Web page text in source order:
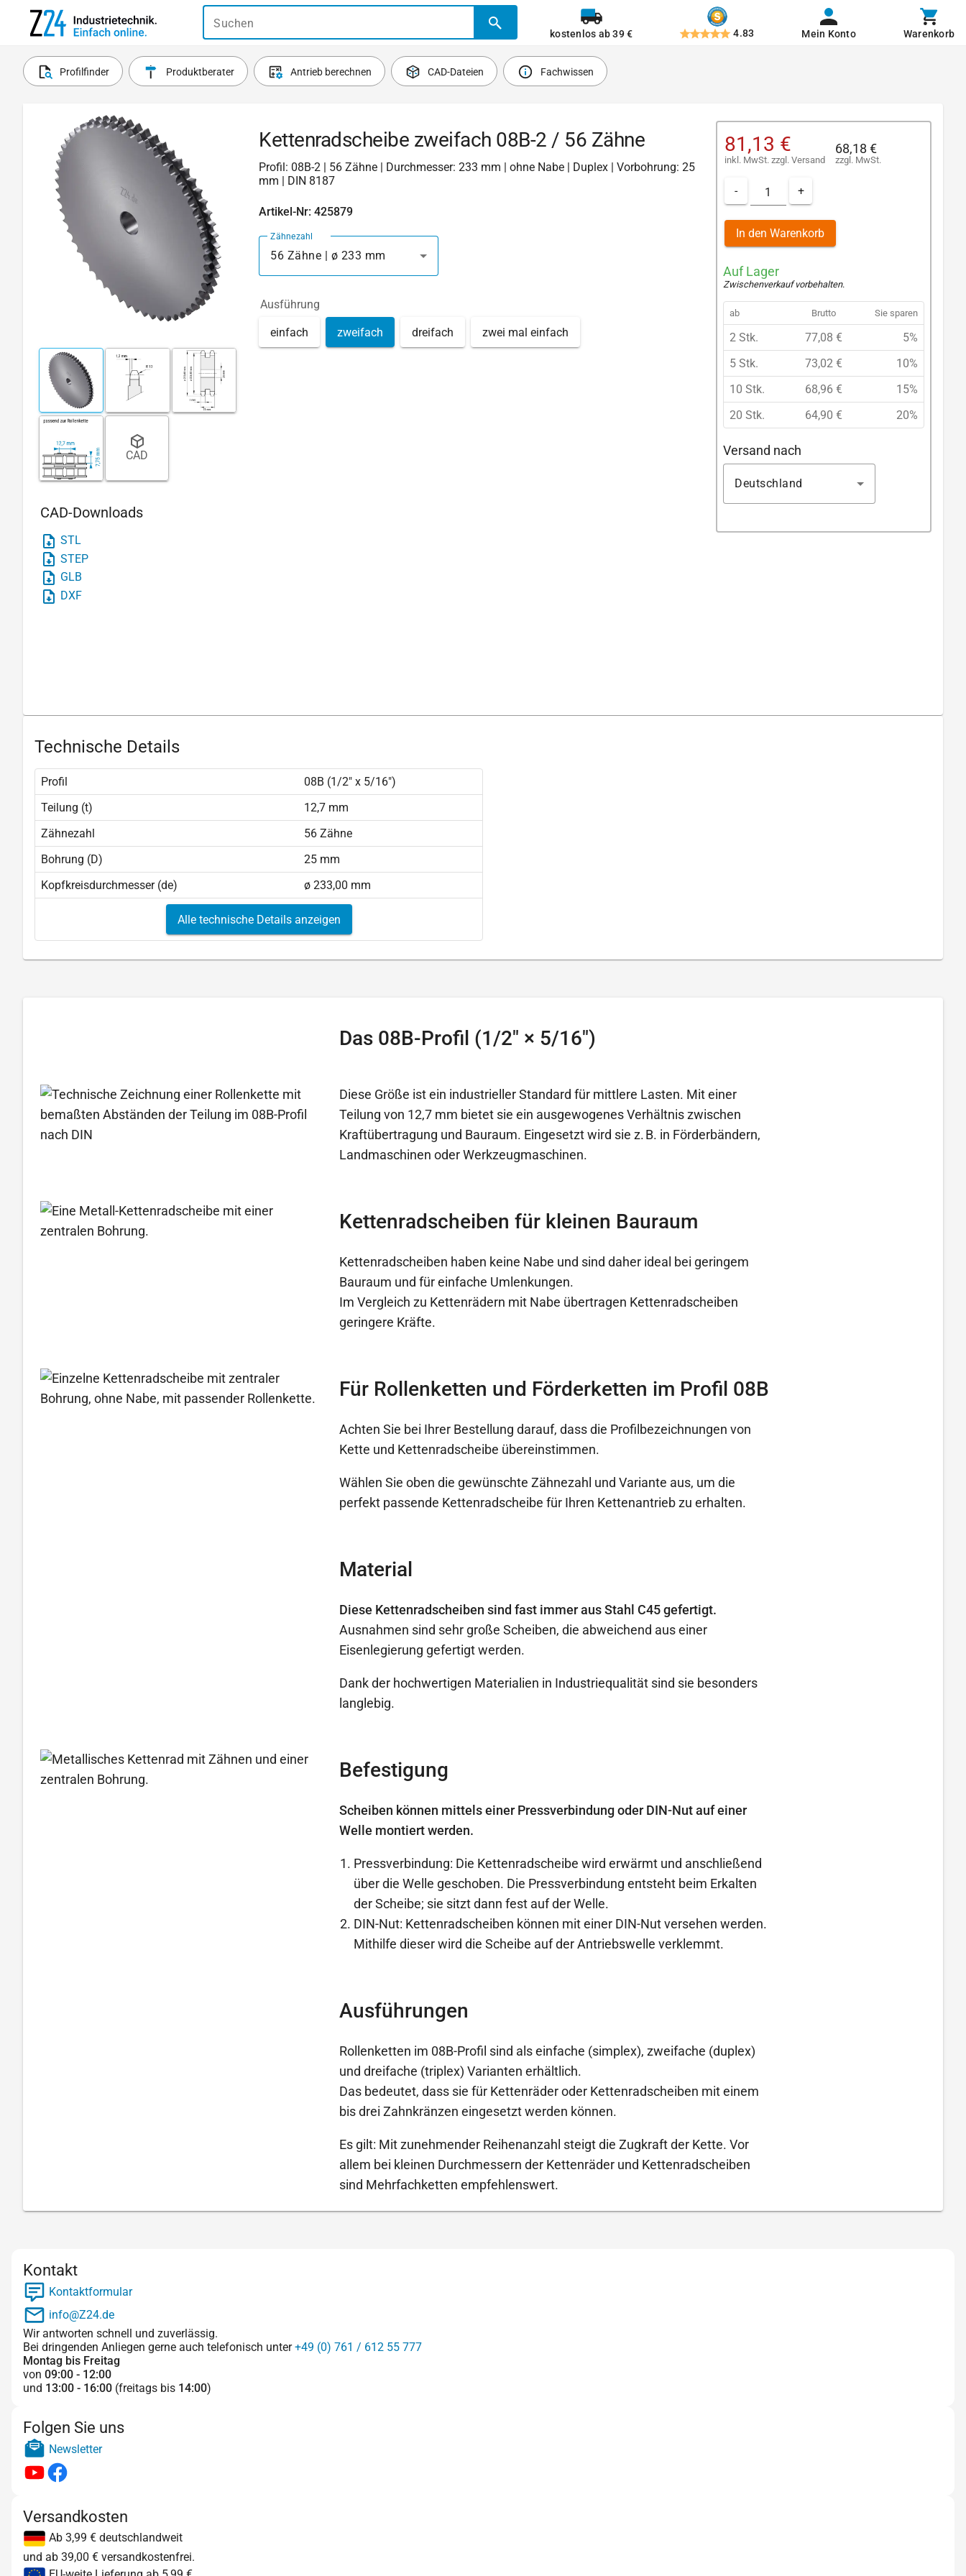
Suchen
kostenlos ab 39 € 4.83 Mein Konto Warenkorb
Profilfinder Produktberater Antrieb berechnen CAD-Dateien Fachwissen
CAD
CAD-Downloads
STL
STEP
GLB
DXF
Kettenradscheibe zweifach 08B-2 / 56 Zähne
Profil: 08B-2 | 56 Zähne | Durchmesser: 233 mm | ohne Nabe | Duplex | Vorbohrung: 25
mm | DIN 8187
Artikel-Nr: 425879
Zähnezahl
56 Zähne | ø 233 mm
Ausführung
einfach zweifach dreifach zwei mal einfach
81,13 €
inkl. MwSt. zzgl. Versand
68,18 €
zzgl. MwSt.
- +
In den Warenkorb
Auf Lager
Zwischenverkauf vorbehalten.
ab Brutto Sie sparen
2 Stk. 77,08 €
5%
5 Stk.
73,02 €
10%
10 Stk.
68,96 €
15%
20 Stk.
64,90 € 20%
Versand nach
Deutschland
Technische Details
Profil
08B (1/2" x 5/16")
Teilung (t)
12,7 mm
Zähnezahl
56 Zähne
Bohrung (D)
25 mm
Kopfkreisdurchmesser (de)
ø 233,00 mm
Alle technische Details anzeigen
Das 08B-Profil (1/2″ × 5/16″)
Diese Größe ist ein industrieller Standard für mittlere Lasten. Mit einer
Teilung von 12,7 mm bietet sie ein ausgewogenes Verhältnis zwischen
Kraftübertragung und Bauraum. Eingesetzt wird sie z. B. in Förderbändern,
Landmaschinen oder Werkzeugmaschinen.
Kettenradscheiben für kleinen Bauraum
Kettenradscheiben haben keine Nabe und sind daher ideal bei geringem
Bauraum und für einfache Umlenkungen.
Im Vergleich zu Kettenrädern mit Nabe übertragen Kettenradscheiben
geringere Kräfte.
Für Rollenketten und Förderketten im Profil 08B
Achten Sie bei Ihrer Bestellung darauf, dass die Profilbezeichnungen von
Kette und Kettenradscheibe übereinstimmen.
Wählen Sie oben die gewünschte Zähnezahl und Variante aus, um die
perfekt passende Kettenradscheibe für Ihren Kettenantrieb zu erhalten.
Material
Diese Kettenradscheiben sind fast immer aus Stahl C45 gefertigt.
Ausnahmen sind sehr große Scheiben, die abweichend aus einer
Eisenlegierung gefertigt werden.
Dank der hochwertigen Materialien in Industriequalität sind sie besonders
langlebig.
Befestigung
Scheiben können mittels einer Pressverbindung oder DIN-Nut auf einer
Welle montiert werden.
Pressverbindung: Die Kettenradscheibe wird erwärmt und anschließend
über die Welle geschoben. Die Pressverbindung entsteht beim Erkalten
der Scheibe; sie sitzt dann fest auf der Welle.
DIN-Nut: Kettenradscheiben können mit einer DIN-Nut versehen werden.
Mithilfe dieser wird die Scheibe auf der Antriebswelle verklemmt.
Ausführungen
Rollenketten im 08B-Profil sind als einfache (simplex), zweifache (duplex)
und dreifache (triplex) Varianten erhältlich.
Das bedeutet, dass sie für Kettenräder oder Kettenradscheiben mit einem
bis drei Zahnkränzen eingesetzt werden können.
Es gilt: Mit zunehmender Reihenanzahl steigt die Zugkraft der Kette. Vor
allem bei kleinen Durchmessern der Kettenräder und Kettenradscheiben
sind Mehrfachketten empfehlenswert.
Kontakt
Kontaktformular
info@Z24.de
Wir antworten schnell und zuverlässig.
Bei dringenden Anliegen gerne auch telefonisch unter+49 (0) 761 / 612 55 777
Montag bis Freitag
von 09:00 - 12:00
und 13:00 - 16:00 (freitags bis 14:00)
Folgen Sie uns
Newsletter
Versandkosten
Ab 3,99 € deutschlandweit
und ab 39,00 € versandkostenfrei.